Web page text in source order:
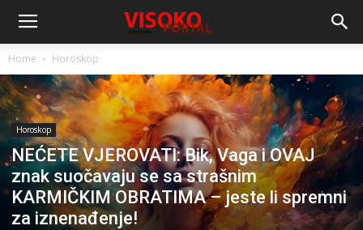
Home Horoskop
Horoskop
NEĆETE VJEROVATI: Bik, Vaga i OVAJ
znak suočavaju se sa strašnim
KARMIČKIM OBRATIMA – jeste li spremni
za iznenađenje!